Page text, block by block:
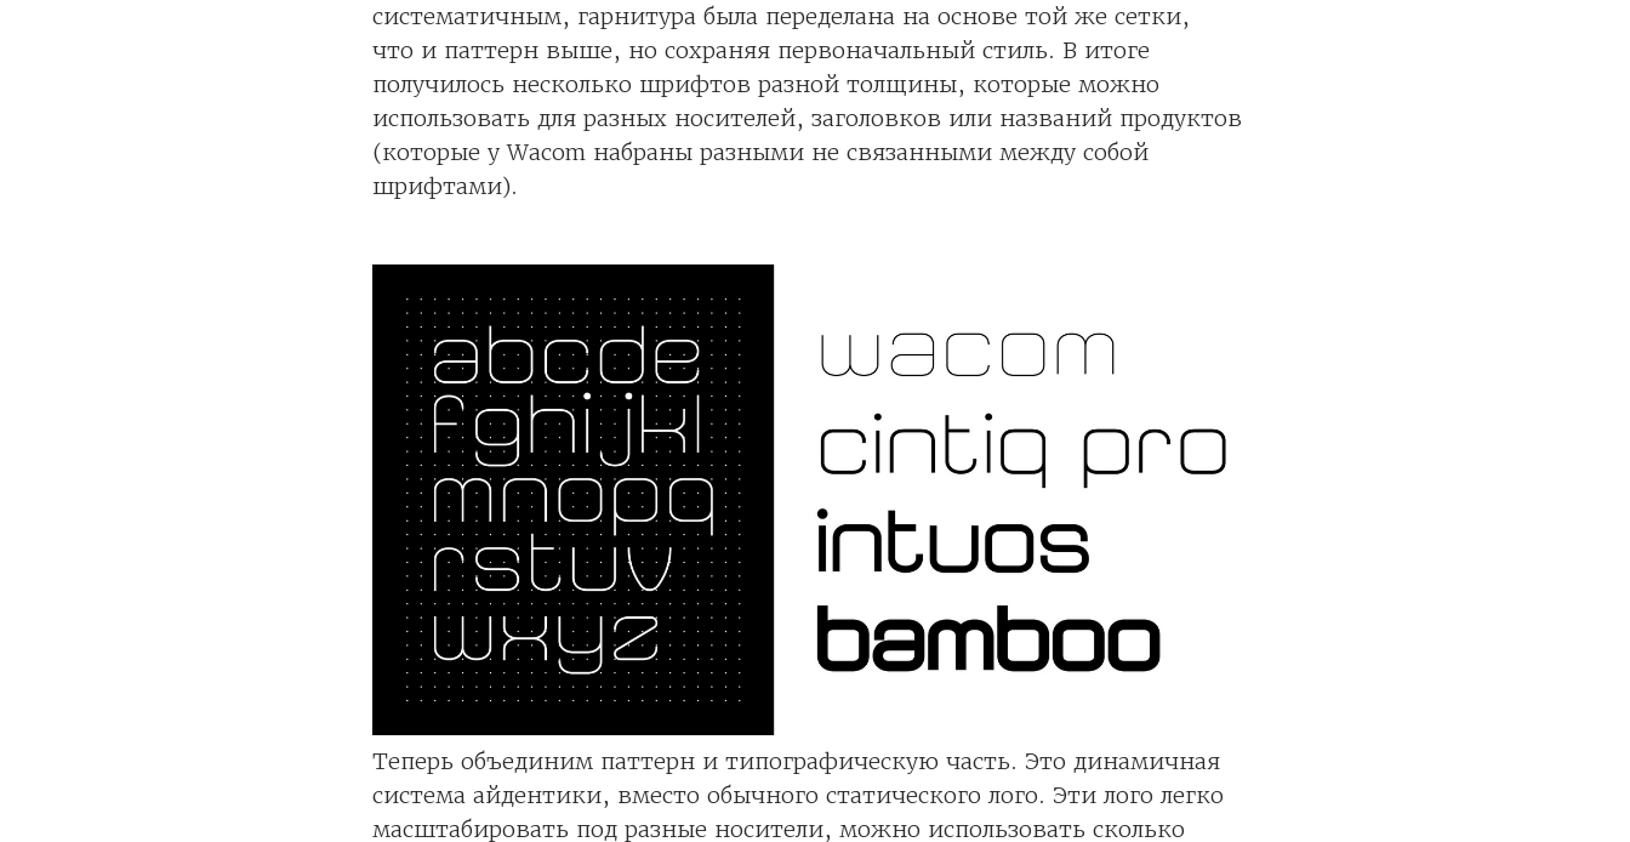
систематичным, гарнитура была переделана на основе той же сетки,
что и паттерн выше, но сохраняя первоначальный стиль. В итоге
получилось несколько шрифтов разной толщины, которые можно
использовать для разных носителей, заголовков или названий продуктов
(которые у Wacom набраны разными не связанными между собой
шрифтами).
Теперь объединим паттерн и типографическую часть. Это динамичная
система айдентики, вместо обычного статического лого. Эти лого легко
масштабировать под разные носители, можно использовать сколько